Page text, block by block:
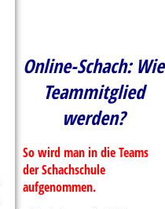
Online-Schach: Wie
Teammitglied
werden?
So wird man in die Teams
der Schachschule
aufgenommen.